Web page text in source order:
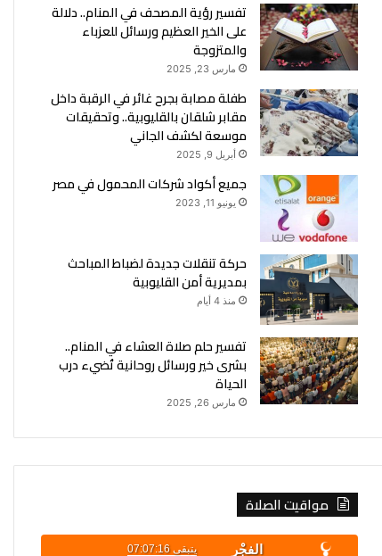
تفسير رؤية المصحف في المنام.. دلالة
على الخير العظيم ورسائل للعزباء
والمتزوجة
مارس 23, 2025
طفلة مصابة بجرح غائر في الرقبة داخل
مقابر شلقان بالقليوبية.. وتحقيقات
موسعة لكشف الجاني
أبريل 9, 2025
جميع أكواد شركات المحمول في مصر
يونيو 11, 2023
حركة تنقلات جديدة لضباط المباحث
بمديرية أمن القليوبية
منذ 4 أيام
تفسير حلم صلاة العشاء في المنام..
بشرى خير ورسائل روحانية تُضيء درب
الحياة
مارس 26, 2025
مواقيت الصلاة